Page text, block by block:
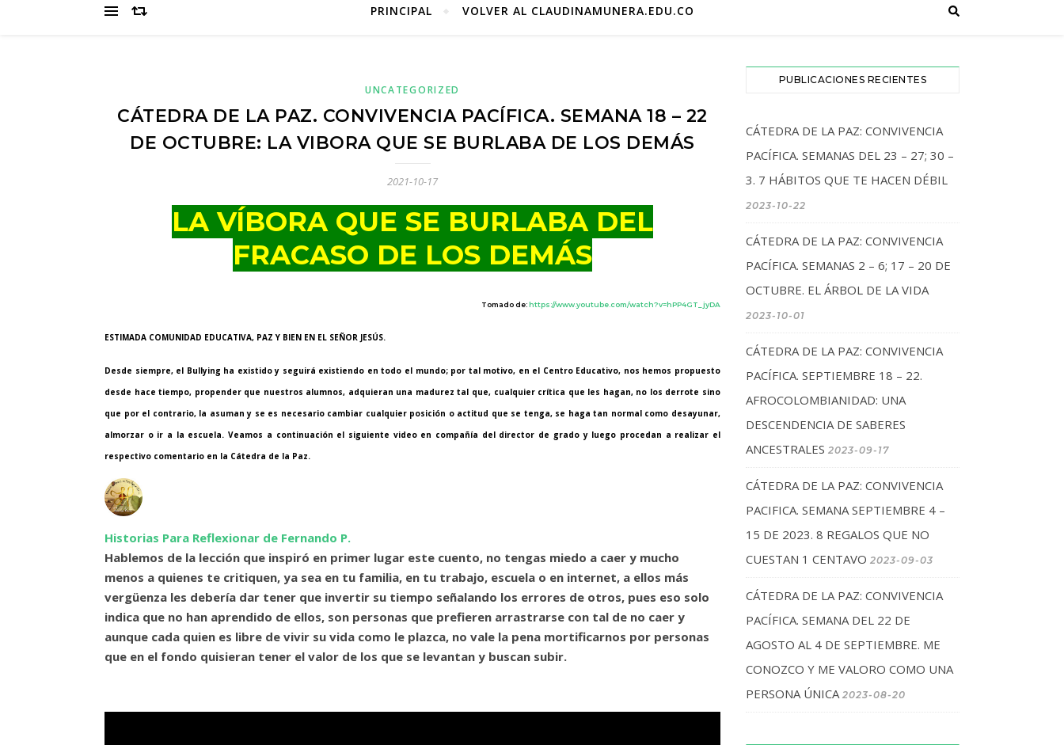
PRINCIPAL VOLVER AL CLAUDINAMUNERA.EDU.CO
UNCATEGORIZED
CÁTEDRA DE LA PAZ. CONVIVENCIA PACÍFICA. SEMANA 18 – 22
DE OCTUBRE: LA VIBORA QUE SE BURLABA DE LOS DEMÁS
2021-10-17
LA VÍBORA QUE SE BURLABA DEL
FRACASO DE LOS DEMÁS
Tomado de:https://www.youtube.com/watch?v=hPP4GT_jyDA
ESTIMADA COMUNIDAD EDUCATIVA, PAZ Y BIEN EN EL SEÑOR JESÚS.
Desde siempre, el Bullying ha existido y seguirá existiendo en todo el mundo; por tal motivo, en el Centro Educativo, nos hemos propuesto
desde hace tiempo, propender que nuestros alumnos, adquieran una madurez tal que, cualquier crítica que les hagan, no los derrote sino
que por el contrario, la asuman y se es necesario cambiar cualquier posición o actitud que se tenga, se haga tan normal como desayunar,
almorzar o ir a la escuela. Veamos a continuación el siguiente video en compañía del director de grado y luego procedan a realizar el
respectivo comentario en la Cátedra de la Paz.
Historias Para Reflexionar de Fernando P.
Hablemos de la lección que inspiró en primer lugar este cuento, no tengas miedo a caer y mucho
menos a quienes te critiquen, ya sea en tu familia, en tu trabajo, escuela o en internet, a ellos más
vergüenza les debería dar tener que invertir su tiempo señalando los errores de otros, pues eso solo
indica que no han aprendido de ellos, son personas que prefieren arrastrarse con tal de no caer y
aunque cada quien es libre de vivir su vida como le plazca, no vale la pena mortificarnos por personas
que en el fondo quisieran tener el valor de los que se levantan y buscan subir.
PUBLICACIONES RECIENTES
CÁTEDRA DE LA PAZ: CONVIVENCIA
PACÍFICA. SEMANAS DEL 23 – 27; 30 –
3. 7 HÁBITOS QUE TE HACEN DÉBIL
2023-10-22
CÁTEDRA DE LA PAZ: CONVIVENCIA
PACÍFICA. SEMANAS 2 – 6; 17 – 20 DE
OCTUBRE. EL ÁRBOL DE LA VIDA
2023-10-01
CÁTEDRA DE LA PAZ: CONVIVENCIA
PACÍFICA. SEPTIEMBRE 18 – 22.
AFROCOLOMBIANIDAD: UNA
DESCENDENCIA DE SABERES
ANCESTRALES 2023-09-17
CÁTEDRA DE LA PAZ: CONVIVENCIA
PACIFICA. SEMANA SEPTIEMBRE 4 –
15 DE 2023. 8 REGALOS QUE NO
CUESTAN 1 CENTAVO 2023-09-03
CÁTEDRA DE LA PAZ: CONVIVENCIA
PACÍFICA. SEMANA DEL 22 DE
AGOSTO AL 4 DE SEPTIEMBRE. ME
CONOZCO Y ME VALORO COMO UNA
PERSONA ÚNICA 2023-08-20